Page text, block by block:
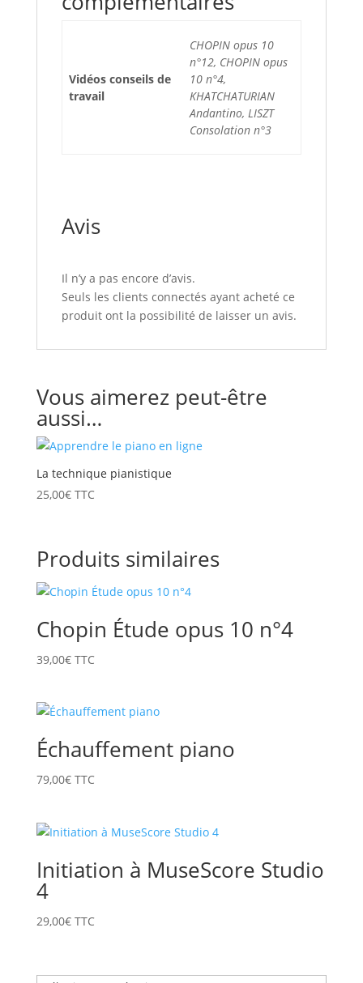
Vidéos conseils de
travail
CHOPIN opus 10
n°12, CHOPIN opus
10 n°4,
KHATCHATURIAN
Andantino, LISZT
Consolation n°3
Avis
Il n’y a pas encore d’avis.
Seuls les clients connectés ayant acheté ce
produit ont la possibilité de laisser un avis.
Vous aimerez peut-être
aussi…
La technique pianistique
25,00€ TTC
Produits similaires
Chopin Étude opus 10 n°4
39,00€ TTC
Échauffement piano
79,00€ TTC
Initiation à MuseScore Studio
4
29,00€ TTC